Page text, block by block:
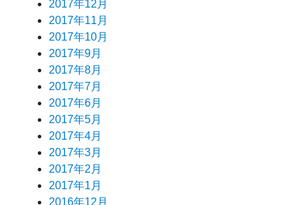
2017年12月
2017年11月
2017年10月
2017年9月
2017年8月
2017年7月
2017年6月
2017年5月
2017年4月
2017年3月
2017年2月
2017年1月
2016年12月